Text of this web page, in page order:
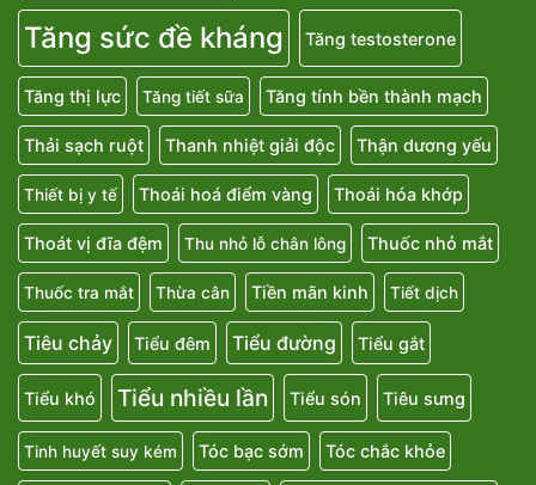
Tăng sức đề kháng Tăng testosterone
Tăng thị lực Tăng tiết sữa Tăng tính bền thành mạch
Thải sạch ruột Thanh nhiệt giải độc Thận dương yếu
Thiết bị y tế Thoái hoá điểm vàng Thoái hóa khớp
Thoát vị đĩa đệm Thu nhỏ lỗ chân lông Thuốc nhỏ mắt
Thuốc tra mắt Thừa cân Tiền mãn kinh Tiết dịch
Tiêu chảy Tiểu đêm Tiểu đường Tiểu gắt
Tiểu khó Tiểu nhiều lần Tiểu són Tiêu sưng
Tinh huyết suy kém Tóc bạc sớm Tóc chắc khỏe